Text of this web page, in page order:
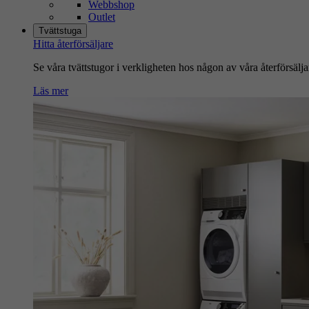
Webbshop
Outlet
Tvättstuga
Hitta återförsäljare
Se våra tvättstugor i verkligheten hos någon av våra
Läs mer